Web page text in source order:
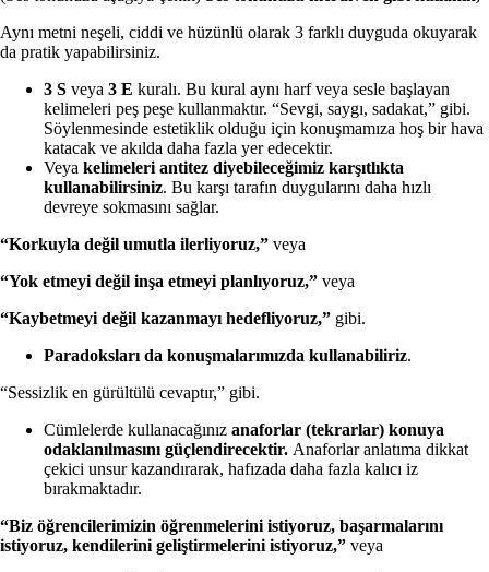
Aynı metni neşeli, ciddi ve hüzünlü olarak 3 farklı duyguda okuyarak
da pratik yapabilirsiniz.
3 S veya 3 E kuralı. Bu kural aynı harf veya sesle başlayan
kelimeleri peş peşe kullanmaktır. “Sevgi, saygı, sadakat,” gibi.
Söylenmesinde estetiklik olduğu için konuşmamıza hoş bir hava
katacak ve akılda daha fazla yer edecektir.
Veya kelimeleri antitez diyebileceğimiz karşıtlıkta
kullanabilirsiniz. Bu karşı tarafın duygularını daha hızlı
devreye sokmasını sağlar.
“Korkuyla değil umutla ilerliyoruz,” veya
“Yok etmeyi değil inşa etmeyi planlıyoruz,” veya
“Kaybetmeyi değil kazanmayı hedefliyoruz,” gibi.
Paradoksları da konuşmalarımızda kullanabiliriz.
“Sessizlik en gürültülü cevaptır,” gibi.
Cümlelerde kullanacağınız anaforlar (tekrarlar) konuya
odaklanılmasını güçlendirecektir. Anaforlar anlatıma dikkat
çekici unsur kazandırarak, hafızada daha fazla kalıcı iz
bırakmaktadır.
“Biz öğrencilerimizin öğrenmelerini istiyoruz, başarmalarını
istiyoruz, kendilerini geliştirmelerini istiyoruz,” veya